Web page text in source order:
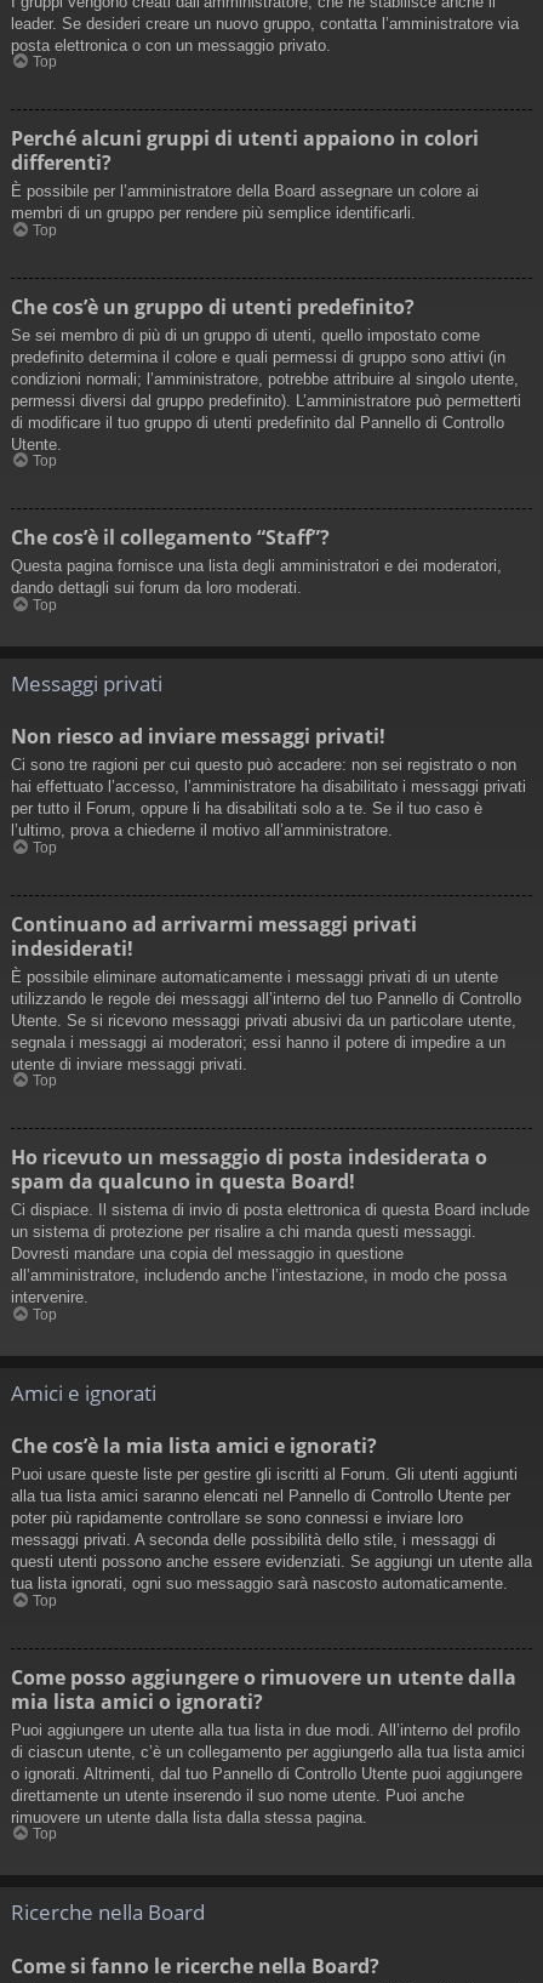
leader. Se desideri creare un nuovo gruppo, contatta l’amministratore via
posta elettronica o con un messaggio privato.
Top
Perché alcuni gruppi di utenti appaiono in colori
differenti?
È possibile per l’amministratore della Board assegnare un colore ai
membri di un gruppo per rendere più semplice identificarli.
Top
Che cos’è un gruppo di utenti predefinito?
Se sei membro di più di un gruppo di utenti, quello impostato come
predefinito determina il colore e quali permessi di gruppo sono attivi (in
condizioni normali; l’amministratore, potrebbe attribuire al singolo utente,
permessi diversi dal gruppo predefinito). L’amministratore può permetterti
di modificare il tuo gruppo di utenti predefinito dal Pannello di Controllo
Utente.
Top
Che cos’è il collegamento “Staff”?
Questa pagina fornisce una lista degli amministratori e dei moderatori,
dando dettagli sui forum da loro moderati.
Top
Messaggi privati
Non riesco ad inviare messaggi privati!
Ci sono tre ragioni per cui questo può accadere: non sei registrato o non
hai effettuato l’accesso, l’amministratore ha disabilitato i messaggi privati
per tutto il Forum, oppure li ha disabilitati solo a te. Se il tuo caso è
l’ultimo, prova a chiederne il motivo all’amministratore.
Top
Continuano ad arrivarmi messaggi privati
indesiderati!
È possibile eliminare automaticamente i messaggi privati ​​di un utente
utilizzando le regole dei messaggi all’interno del tuo Pannello di Controllo
Utente. Se si ricevono messaggi privati ​​abusivi da un particolare utente,
segnala i messaggi ai moderatori; essi hanno il potere di impedire a un
utente di inviare messaggi privati​​.
Top
Ho ricevuto un messaggio di posta indesiderata o
spam da qualcuno in questa Board!
Ci dispiace. Il sistema di invio di posta elettronica di questa Board include
un sistema di protezione per risalire a chi manda questi messaggi.
Dovresti mandare una copia del messaggio in questione
all’amministratore, includendo anche l’intestazione, in modo che possa
intervenire.
Top
Amici e ignorati
Che cos’è la mia lista amici e ignorati?
Puoi usare queste liste per gestire gli iscritti al Forum. Gli utenti aggiunti
alla tua lista amici saranno elencati nel Pannello di Controllo Utente per
poter più rapidamente controllare se sono connessi e inviare loro
messaggi privati. A seconda delle possibilità dello stile, i messaggi di
questi utenti possono anche essere evidenziati. Se aggiungi un utente alla
tua lista ignorati, ogni suo messaggio sarà nascosto automaticamente.
Top
Come posso aggiungere o rimuovere un utente dalla
mia lista amici o ignorati?
Puoi aggiungere un utente alla tua lista in due modi. All’interno del profilo
di ciascun utente, c’è un collegamento per aggiungerlo alla tua lista amici
o ignorati. Altrimenti, dal tuo Pannello di Controllo Utente puoi aggiungere
direttamente un utente inserendo il suo nome utente. Puoi anche
rimuovere un utente dalla lista dalla stessa pagina.
Top
Ricerche nella Board
Come si fanno le ricerche nella Board?